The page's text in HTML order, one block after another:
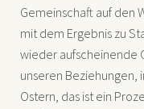
Gemeinschaft auf den
mit dem Ergebnis zu
wieder aufscheinende
unseren Beziehungen,
Ostern, das ist ein